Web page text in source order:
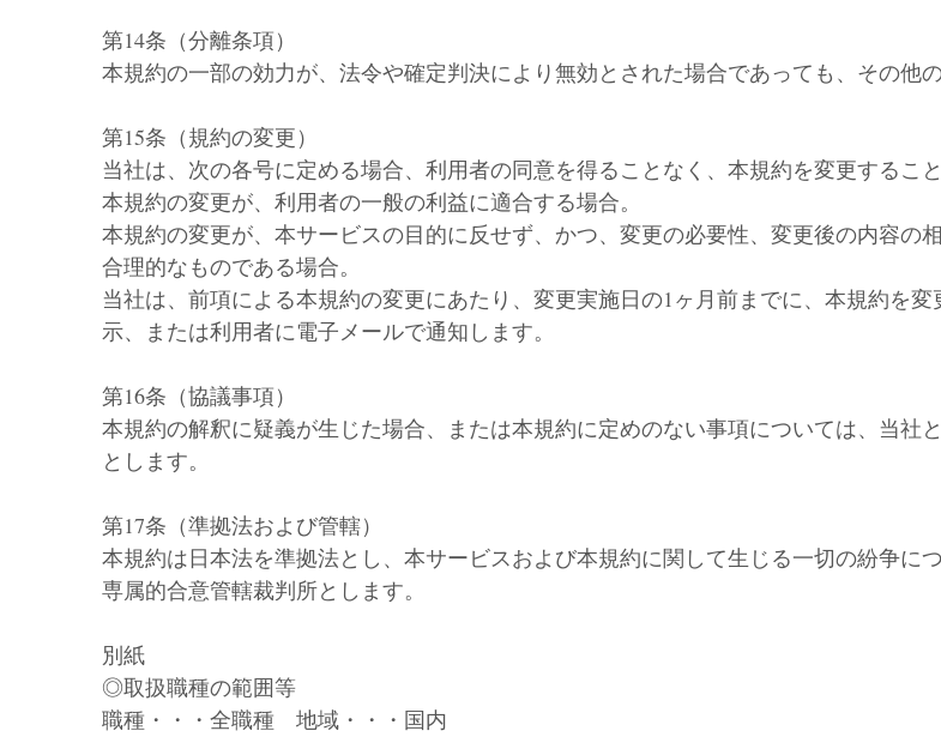
第14条（分離条項）
本規約の一部の効力が、法令や確定判決により無効とされた場合であっても、その他
第15条（規約の変更）
当社は、次の各号に定める場合、利用者の同意を得ることなく、本規約を変更するこ
本規約の変更が、利用者の一般の利益に適合する場合。
本規約の変更が、本サービスの目的に反せず、かつ、変更の必要性、変更後の内容の
合理的なものである場合。
当社は、前項による本規約の変更にあたり、変更実施日の1ヶ月前までに、本規約を
示、または利用者に電子メールで通知します。
第16条（協議事項）
本規約の解釈に疑義が生じた場合、または本規約に定めのない事項については、当社
とします。
第17条（準拠法および管轄）
本規約は日本法を準拠法とし、本サービスおよび本規約に関して生じる一切の紛争に
専属的合意管轄裁判所とします。
別紙
◎取扱職種の範囲等
職種・・・全職種　地域・・・国内